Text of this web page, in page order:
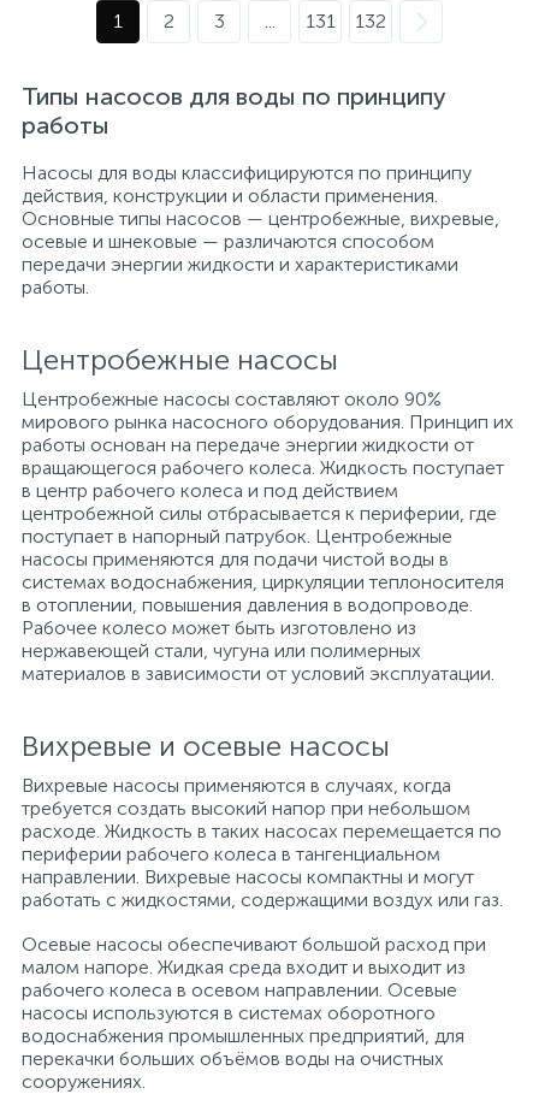
1 2 3 ... 131 132
Типы насосов для воды по принципу
работы
Насосы для воды классифицируются по принципу
действия, конструкции и области применения.
Основные типы насосов — центробежные, вихревые,
осевые и шнековые — различаются способом
передачи энергии жидкости и характеристиками
работы.
Центробежные насосы
Центробежные насосы составляют около 90%
мирового рынка насосного оборудования. Принцип их
работы основан на передаче энергии жидкости от
вращающегося рабочего колеса. Жидкость поступает
в центр рабочего колеса и под действием
центробежной силы отбрасывается к периферии, где
поступает в напорный патрубок. Центробежные
насосы применяются для подачи чистой воды в
системах водоснабжения, циркуляции теплоносителя
в отоплении, повышения давления в водопроводе.
Рабочее колесо может быть изготовлено из
нержавеющей стали, чугуна или полимерных
материалов в зависимости от условий эксплуатации.
Вихревые и осевые насосы
Вихревые насосы применяются в случаях, когда
требуется создать высокий напор при небольшом
расходе. Жидкость в таких насосах перемещается по
периферии рабочего колеса в тангенциальном
направлении. Вихревые насосы компактны и могут
работать с жидкостями, содержащими воздух или газ.
Осевые насосы обеспечивают большой расход при
малом напоре. Жидкая среда входит и выходит из
рабочего колеса в осевом направлении. Осевые
насосы используются в системах оборотного
водоснабжения промышленных предприятий, для
перекачки больших объёмов воды на очистных
сооружениях.